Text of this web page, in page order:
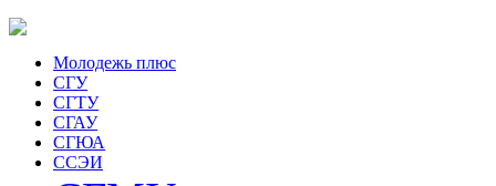
Молодежь плюс
СГУ
СГТУ
СГАУ
СГЮА
ССЭИ